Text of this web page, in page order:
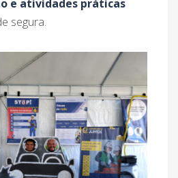
e atividades práticas
segura.